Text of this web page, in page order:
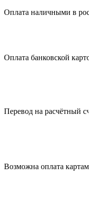
Оплата наличными в
Оплата банковской
Перевод на расчётный
Возможна оплата